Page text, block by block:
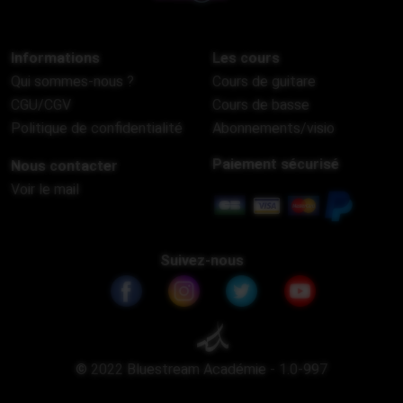
Informations
Qui sommes-nous ?
CGU/CGV
Politique de confidentialité
Les cours
Cours de guitare
Cours de basse
Abonnements/visio
Nous contacter
Voir le mail
Paiement sécurisé
Suivez-nous
© 2022 Bluestream Académie - 1.0-997